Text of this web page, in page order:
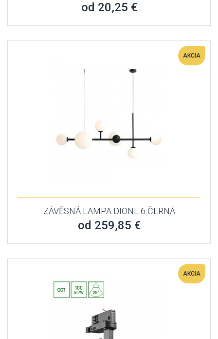
od 20,25 €
AKCIA
ZÁVĚSNÁ LAMPA DIONE 6 ČERNÁ
od 259,85 €
AKCIA